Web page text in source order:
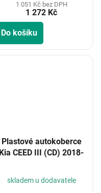
1 051 Kč bez DPH
1 272 Kč
Do košíku
Plastové autokoberce
Kia CEED III (CD) 2018-
skladem u dodavatele